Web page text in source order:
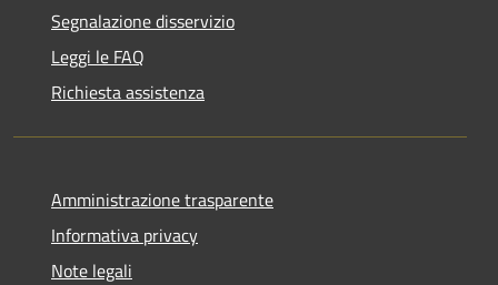
Segnalazione disservizio
Leggi le FAQ
Richiesta assistenza
Amministrazione trasparente
Informativa privacy
Note legali